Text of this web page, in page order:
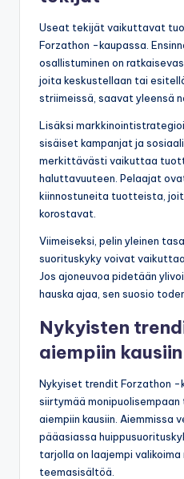
Useat tekijät vaikuttavat
Forzathon -kaupassa.
osallistuminen on
joita keskustellaan tai
striimeissä, saavat yleensä
Lisäksi
sisäiset kampanjat ja
merkittävästi vaikuttaa
haluttavuuteen. Pelaajat
kiinnostuneita tuotteista,
korostavat.
Viimeiseksi, pelin yleinen
suorituskyky voivat
Jos ajoneuvoa pidetään
hauska ajaa, sen suosio
Nykyisten
aiempiin kausiin
Nykyiset trendit Forzathon
siirtymää
aiempiin kausiin. Aiemmissa
pääasiassa
tarjolla on laajempi
teemasisältöä.